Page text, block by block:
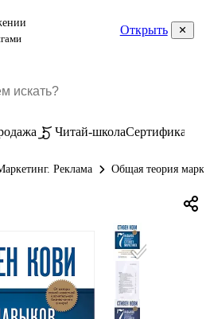
Открыть
Читай-школаСертификаты
Реклама Общая теория